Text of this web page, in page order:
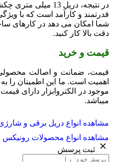
قدرتمند و کارآمد است که با
شما امکان می دهد در کارهای
دقت بالا کار کنید.
قیمت و خرید
قیمت، ضمانت و اصالت محصولی
اهمیت است. ما این اطمینان را
موجود در الکتروابزار دارای
میباشد.
مشاهده انواع دریل برقی و
مشاهده انواع محصولات رونیکس
ثبت پرسش